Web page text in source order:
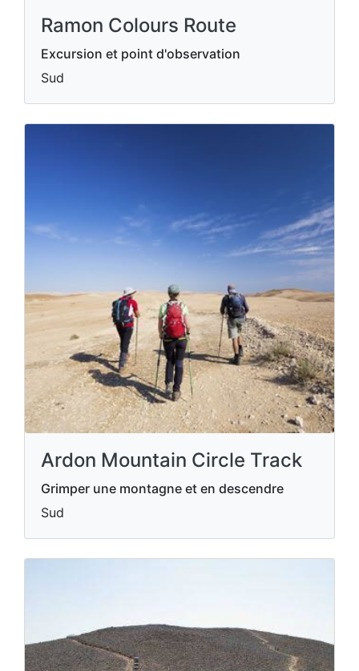
Ramon Colours Route
Excursion et point d'observation
Sud
Ardon Mountain Circle Track
Grimper une montagne et en descendre
Sud